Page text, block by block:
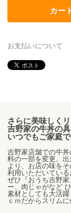
カー
お支払いについて
さらに美味しく
吉野家の牛丼の
いつでもご家庭
吉野家店舗での牛
料の一部を変更。
より、お店の味を
利用いただいてい
ぜひ『おうち吉野
ー、肉じゃがなど
素材としても大活
ｃｍだからスリム